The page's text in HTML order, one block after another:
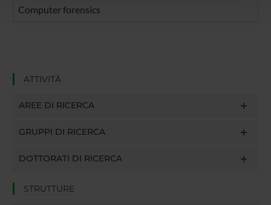
con altre informazioni che hai fornito loro o che hanno
Computer forensics
ATTIVITÀ
AREE DI RICERCA
GRUPPI DI RICERCA
DOTTORATI DI RICERCA
STRUTTURE